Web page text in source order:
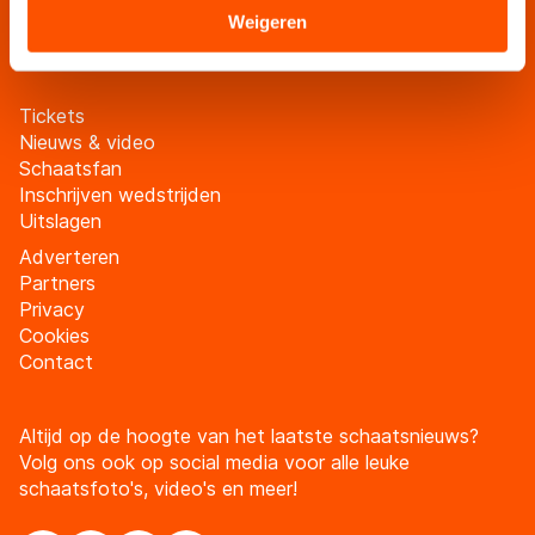
Sommige partners kunnen gegevens doorgeven aan
landen buiten de EU, zoals de VS, waar mogelijk geen
adequaat beschermingsniveau geldt volgens de GDPR.
Door op ‘Toestaan’ te klikken, stemt u in met deze
overdracht. Meer informatie vindt u in ons
Weigeren
Tickets
Nieuws & video
Schaatsfan
Inschrijven wedstrijden
Uitslagen
Adverteren
Partners
Privacy
Cookies
Contact
Altijd op de hoogte van het laatste schaatsnieuws?
Volg ons ook op social media voor alle leuke
schaatsfoto's, video's en meer!